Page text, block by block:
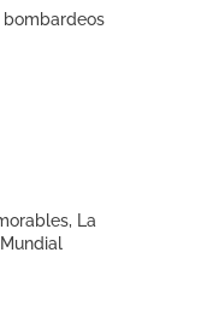
bombardeos
La